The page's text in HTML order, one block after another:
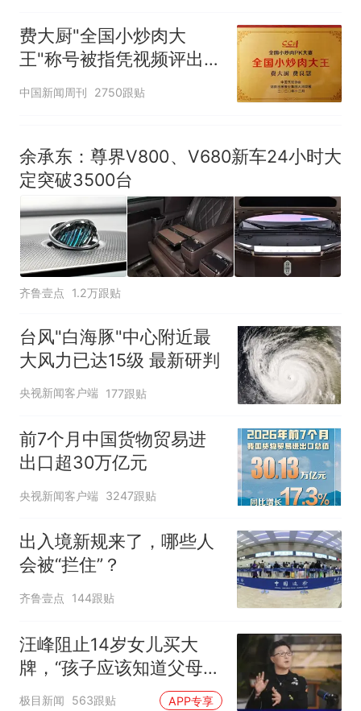
费大厨"全国小炒肉大
王"称号被指凭视频评出
官方回应
中国新闻周刊 2750跟贴
余承东：尊界V800、V680新车24小时大
定突破3500台
齐鲁壹点 1.2万跟贴
台风"白海豚"中心附近最
大风力已达15级 最新研判
央视新闻客户端 177跟贴
前7个月中国货物贸易进
出口超30万亿元
央视新闻客户端 3247跟贴
出入境新规来了，哪些人
会被“拦住”？
齐鲁壹点 144跟贴
汪峰阻止14岁女儿买大
牌，“孩子应该知道父母的
不易”，称自己买衣服80%
极目新闻 563跟贴 APP专享